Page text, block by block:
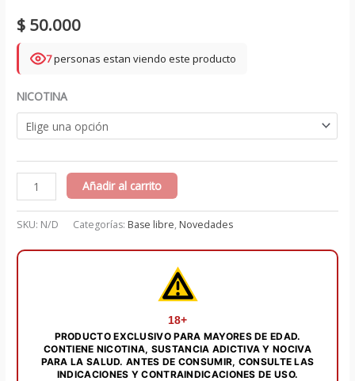
$ 50.000
7personas estan viendo este producto
NICOTINA
Banana
Ice
60
-
Añadir al carrito
SKU: N/D Categorías: Base libre, Novedades
18+
PRODUCTO EXCLUSIVO PARA MAYORES DE EDAD.
CONTIENE NICOTINA, SUSTANCIA ADICTIVA Y NOCIVA
PARA LA SALUD. ANTES DE CONSUMIR, CONSULTE LAS
INDICACIONES Y CONTRAINDICACIONES DE USO.